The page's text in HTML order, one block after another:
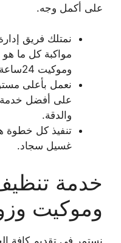
على أكمل وجه.
نمتلك فريق
مواكبة كل ما
وموكيت 24ساعة.
نعمل بأعلى
على أفضل
والدقة.
تنفيذ كل خطوة
غسيل سجاد.
خدمة
وموكيت
نستمر في تقديم كافة